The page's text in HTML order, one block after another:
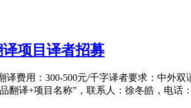
译项目译者招募
译费用：300-500元/千字译者要求：中
翻译+项目名称”，联系人：徐冬皓，电话：